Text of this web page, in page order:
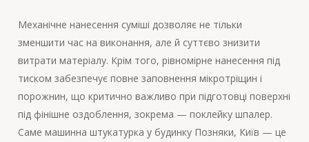
Механічне нанесення суміші дозволяє не тільки
зменшити час на виконання, але й суттєво знизити
витрати матеріалу. Крім того, рівномірне нанесення під
тиском забезпечує повне заповнення мікротріщин і
порожнин, що критично важливо при підготовці поверхні
під фінішне оздоблення, зокрема — поклейку шпалер.
Саме машинна штукатурка у будинку Позняки, Київ — це